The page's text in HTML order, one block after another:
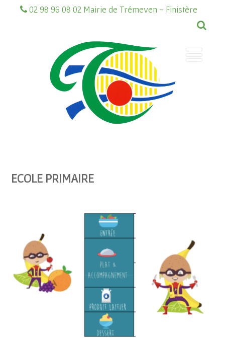
02 98 96 08 02 Mairie de Trémeven - Finistère
ECOLE PRIMAIRE